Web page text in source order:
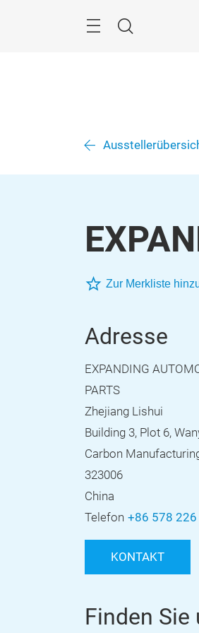
Suche
Zur Merkliste
Adresse
EXPANDING
PARTS
Zhejiang Lishui
Building 3, Plot 6,
Carbon
323006
China
Telefon +86 578
KONTAKT
Finden Sie